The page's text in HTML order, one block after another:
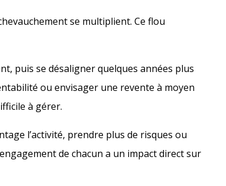
se multiplient. Ce flou
puis se désaligner quelques années plus
ou envisager une revente à moyen
à gérer.
l’activité, prendre plus de risques ou
de chacun a un impact direct sur